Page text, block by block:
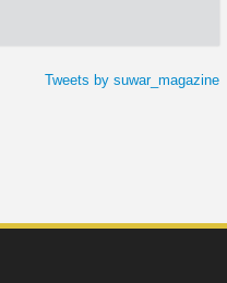
Tweets by suwar_magazine